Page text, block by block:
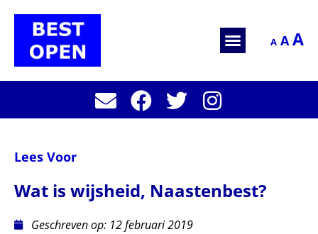
A A A
Lees Voor
Wat is wijsheid, Naastenbest?
Geschreven op: 12 februari 2019